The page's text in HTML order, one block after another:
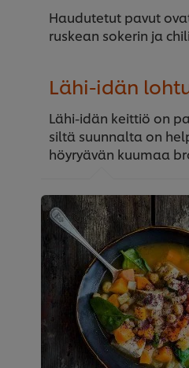
Haudutetut pavut
ruskean sokerin ja
Lähi-idän
Lähi-idän keittiö on
siltä suunnalta on
höyryävän kuumaa